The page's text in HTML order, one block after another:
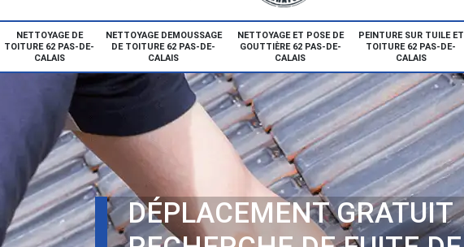
NETTOYAGE DE
TOITURE 62 PAS-DE-
CALAIS
NETTOYAGE DEMOUSSAGE
DE TOITURE 62 PAS-DE-
CALAIS
NETTOYAGE ET POSE DE
GOUTTIÈRE 62 PAS-DE-
CALAIS
PEINTURE SUR TUILE ET
TOITURE 62 PAS-DE-
CALAIS
DÉPLACEMENT GRATUIT